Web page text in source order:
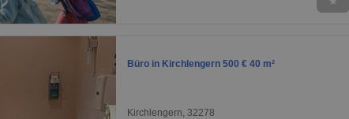
1 / 1
Büro in Kirchlengern 500 € 40 m²
Kirchlengern, 32278